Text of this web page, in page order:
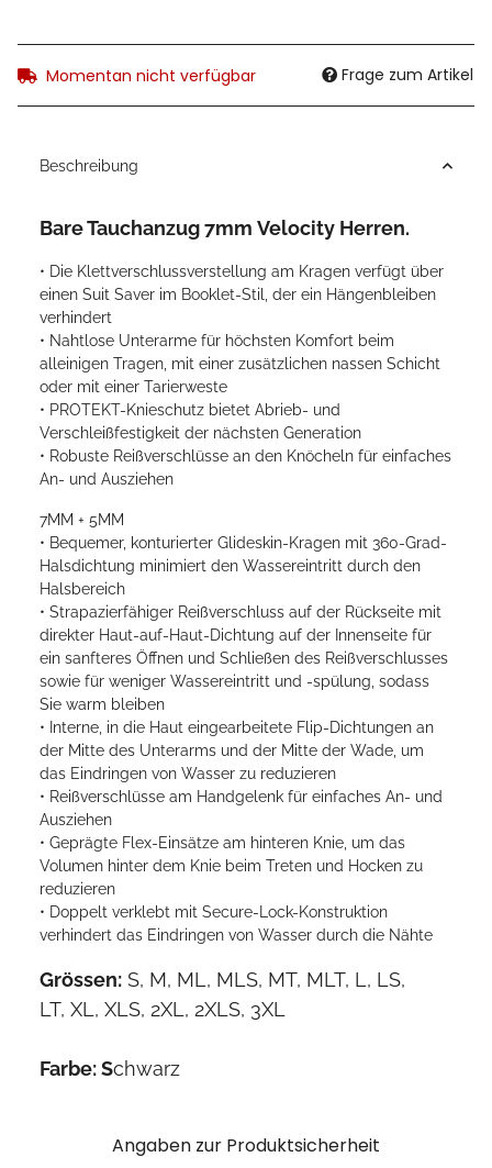
Momentan nicht verfügbar Frage zum Artikel
Beschreibung
Bare Tauchanzug 7mm Velocity Herren.
• Die Klettverschlussverstellung am Kragen verfügt über
einen Suit Saver im Booklet-Stil, der ein Hängenbleiben
verhindert
• Nahtlose Unterarme für höchsten Komfort beim
alleinigen Tragen, mit einer zusätzlichen nassen Schicht
oder mit einer Tarierweste
• PROTEKT-Knieschutz bietet Abrieb- und
Verschleißfestigkeit der nächsten Generation
• Robuste Reißverschlüsse an den Knöcheln für einfaches
An- und Ausziehen
7MM + 5MM
• Bequemer, konturierter Glideskin-Kragen mit 360-Grad-
Halsdichtung minimiert den Wassereintritt durch den
Halsbereich
• Strapazierfähiger Reißverschluss auf der Rückseite mit
direkter Haut-auf-Haut-Dichtung auf der Innenseite für
ein sanfteres Öffnen und Schließen des Reißverschlusses
sowie für weniger Wassereintritt und -spülung, sodass
Sie warm bleiben
• Interne, in die Haut eingearbeitete Flip-Dichtungen an
der Mitte des Unterarms und der Mitte der Wade, um
das Eindringen von Wasser zu reduzieren
• Reißverschlüsse am Handgelenk für einfaches An- und
Ausziehen
• Geprägte Flex-Einsätze am hinteren Knie, um das
Volumen hinter dem Knie beim Treten und Hocken zu
reduzieren
• Doppelt verklebt mit Secure-Lock-Konstruktion
verhindert das Eindringen von Wasser durch die Nähte
Grössen: S, M, ML, MLS, MT, MLT, L, LS,
LT, XL, XLS, 2XL, 2XLS, 3XL
Farbe:Schwarz
Angaben zur Produktsicherheit